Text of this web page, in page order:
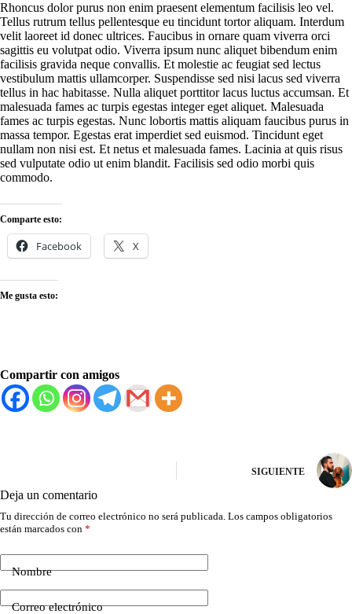
Rhoncus dolor purus non enim praesent elementum facilisis leo vel.
Tellus rutrum tellus pellentesque eu tincidunt tortor aliquam. Interdum
velit laoreet id donec ultrices. Faucibus in ornare quam viverra orci
sagittis eu volutpat odio. Viverra ipsum nunc aliquet bibendum enim
facilisis gravida neque convallis. Et molestie ac feugiat sed lectus
vestibulum mattis ullamcorper. Suspendisse sed nisi lacus sed viverra
tellus in hac habitasse. Nulla aliquet porttitor lacus luctus accumsan. Et
malesuada fames ac turpis egestas integer eget aliquet. Malesuada
fames ac turpis egestas. Nunc lobortis mattis aliquam faucibus purus in
massa tempor. Egestas erat imperdiet sed euismod. Tincidunt eget
nullam non nisi est. Et netus et malesuada fames. Lacinia at quis risus
sed vulputate odio ut enim blandit. Facilisis sed odio morbi quis
commodo.
Comparte esto:
Facebook X
Me gusta esto:
Compartir con amigos
SIGUIENTE
Deja un comentario
Tu dirección de correo electrónico no será publicada. Los campos obligatorios
están marcados con *
Nombre
Correo electrónico